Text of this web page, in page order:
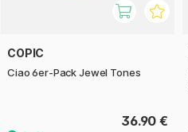
COPIC
Ciao 6er-Pack Jewel Tones
36.90 €